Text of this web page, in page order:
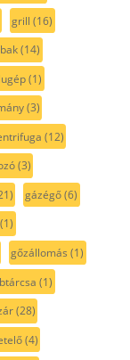
grill (16)
(14)
(1)
(3)
(12)
(3)
gázégő(6)
(1)
gőzállomás (1)
(1)
(28)
(4)